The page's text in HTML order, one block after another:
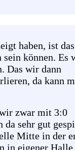
haben, ist das
können. Es
Das wir dann
da kann
zwar mit 3:0
da sehr gut
Mitte in der
in eigener